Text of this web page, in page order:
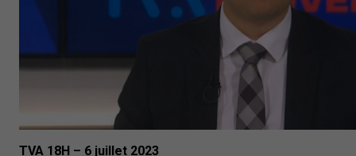
TVA 18H – 6 juillet 2023